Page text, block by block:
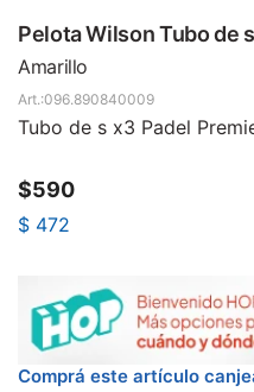
Pelota Wilson Tubo de
Amarillo
096.890840009
Tubo de s x3 Padel
$590
$ 472
Comprá este artículo
SALE